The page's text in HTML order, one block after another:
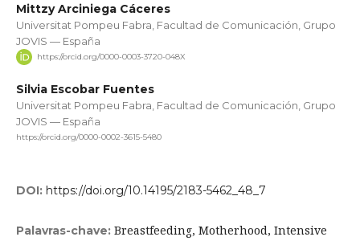
Mittzy Arciniega Cáceres
Universitat Pompeu Fabra, Facultad de Comunicación, Grupo
JOVIS — España
https://orcid.org/0000-0003-3720-048X
Silvia Escobar Fuentes
Universitat Pompeu Fabra, Facultad de Comunicación, Grupo
JOVIS — España
https://orcid.org/0000-0002-3615-5480
DOI: https://doi.org/10.14195/2183-5462_48_7
Palavras-chave: Breastfeeding, Motherhood, Intensive